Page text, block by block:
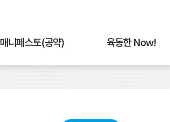
매니페스토(공약) 육동한 Now!